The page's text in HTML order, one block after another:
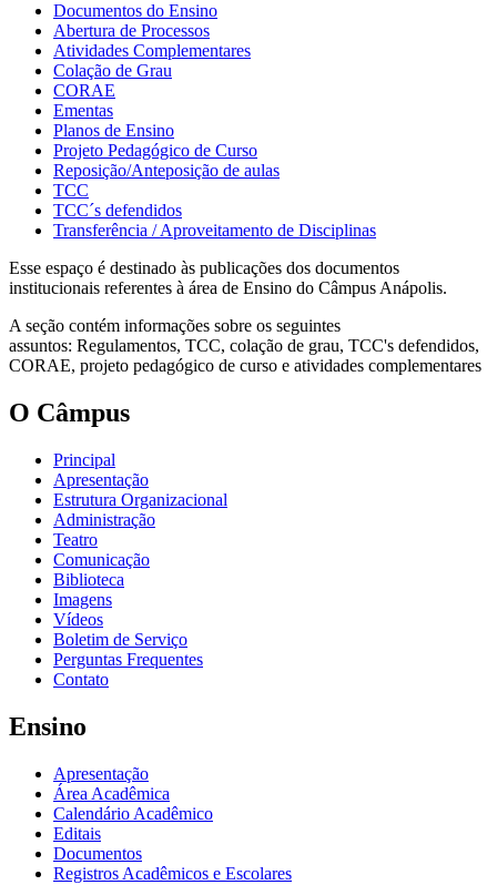
Documentos do Ensino
Abertura de Processos
Atividades Complementares
Colação de Grau
CORAE
Ementas
Planos de Ensino
Projeto Pedagógico de Curso
Reposição/Anteposição de aulas
TCC
TCC´s defendidos
Transferência / Aproveitamento de Disciplinas
Esse espaço é destinado às publicações dos documentos
institucionais referentes à área de Ensino do Câmpus Anápolis.
A seção contém informações sobre os seguintes
assuntos: Regulamentos, TCC, colação de grau, TCC's defendidos,
CORAE, projeto pedagógico de curso e atividades complementares
O Câmpus
Principal
Apresentação
Estrutura Organizacional
Administração
Teatro
Comunicação
Biblioteca
Imagens
Vídeos
Boletim de Serviço
Perguntas Frequentes
Contato
Ensino
Apresentação
Área Acadêmica
Calendário Acadêmico
Editais
Documentos
Registros Acadêmicos e Escolares